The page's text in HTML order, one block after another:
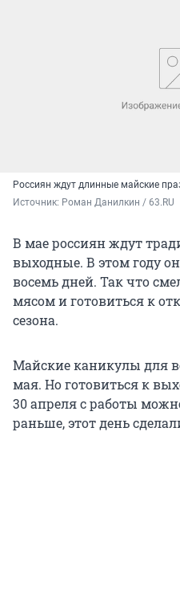
Россиян ждут длинные майские
Источник: Роман Данилкин / 63.RU
В мае россиян ждут
выходные. В этом году
восемь дней. Так что
мясом и готовиться к
сезона.
Майские каникулы для
мая. Но готовиться к
30 апреля с работы
раньше, этот день